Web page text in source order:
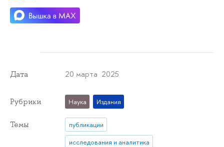
Дата 20 марта 2025
Рубрики Наука Издания
Темы
публикации
исследования и аналитика